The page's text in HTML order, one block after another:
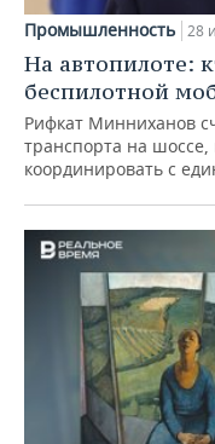
Промышленность 28
На автопилоте:
беспилотной
Рифкат Минниханов
транспорта на шоссе,
координировать с